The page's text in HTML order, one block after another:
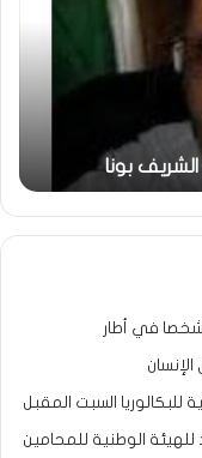
بونا
للبكالوريا السبت المقبل
الوطنية للمحامين